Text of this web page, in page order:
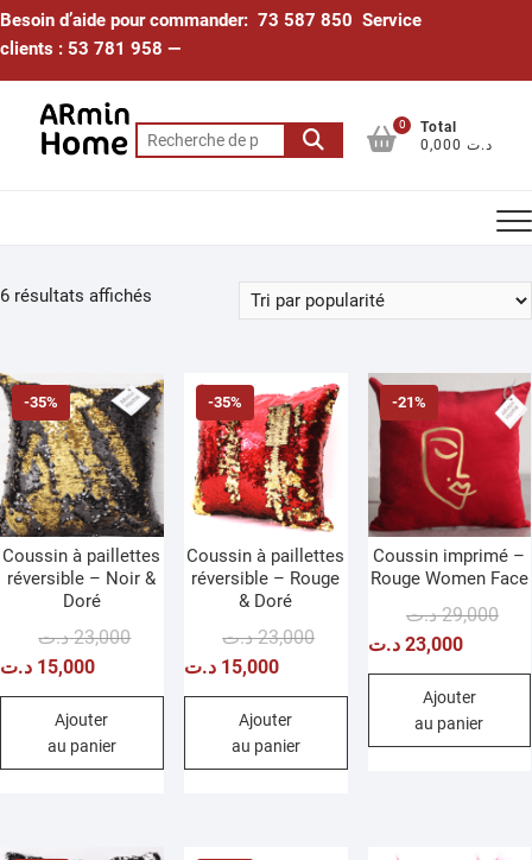
Skip
to
Besoin d’aide pour commander: 73 587 850 Service
clients : 53 781 958 —
Recherche
pour :
0
Total
0,000 د.ت
6 résultats affichés
-35%
Coussin à paillettes
réversible – Noir &
Doré
23,000 د.ت
Le
initial
15,000 د.ت
Le
actuel
Ajouter
au panier
-35%
Coussin à paillettes
réversible – Rouge
& Doré
23,000 د.ت
Le
initial
23,000 د.ت.
15,000 د.ت
Le
actuel
15,000 د.ت.
Ajouter
au panier
-21%
Coussin imprimé –
Rouge Women Face
29,000 د.ت
Le
23,000 د.ت
Le
Ajouter
au panier